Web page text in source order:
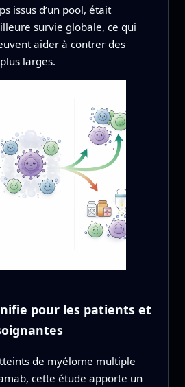
issus d’un pool, était
survie globale, ce qui
aider à contrer des
larges.
pour les patients et
de myélome multiple
cette étude apporte un